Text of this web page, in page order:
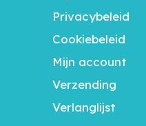
Privacybeleid
Cookiebeleid
Mijn account
Verzending
Verlanglijst